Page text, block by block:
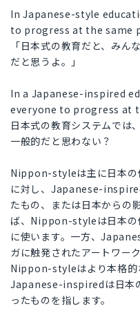
In Japanese-style
to progress at the same
「日本式の教育だと、み
だと思うよ。」
In a Japanese-inspired
everyone to progress at
日本式の教育システムでは
一般的だと思わない？
Nippon-styleは主に日本の
に対し、Japanese-
たもの、または日本からの
ば、Nippon-styleは日本の
に使います。一方、
ガに触発されたアートワー
Nippon-styleはより本格的
Japanese-inspiredは日本
ったものを指します。